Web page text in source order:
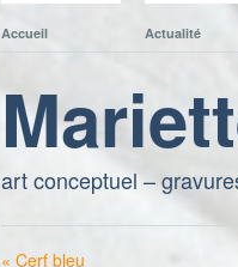
Accueil Actualité
art conceptuel –
« Cerf bleu